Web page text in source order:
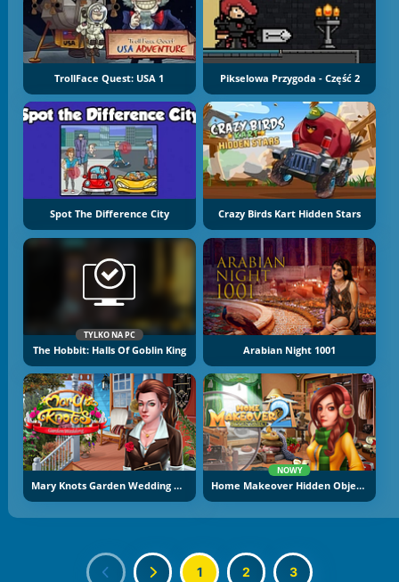
TrollFace Quest: USA 1 Pikselowa Przygoda - Część 2
Spot The Difference City Crazy Birds Kart Hidden Stars
TYLKO NA PC
The Hobbit: Halls Of Goblin King Arabian Night 1001
Mary Knots Garden Wedding Hidden Object
NOWY
Home Makeover Hidden Object 2
1 2 3